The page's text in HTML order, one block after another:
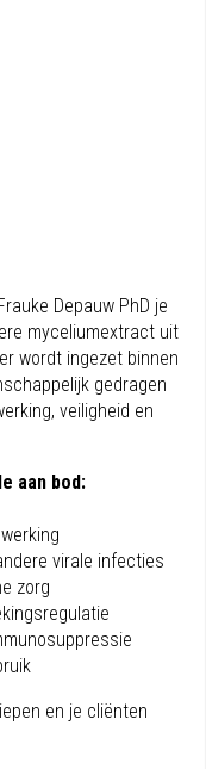
Depauw PhD je
myceliumextract uit
wordt ingezet binnen
gedragen
veiligheid en
aan bod:
virale infecties
zorg
en je cliënten